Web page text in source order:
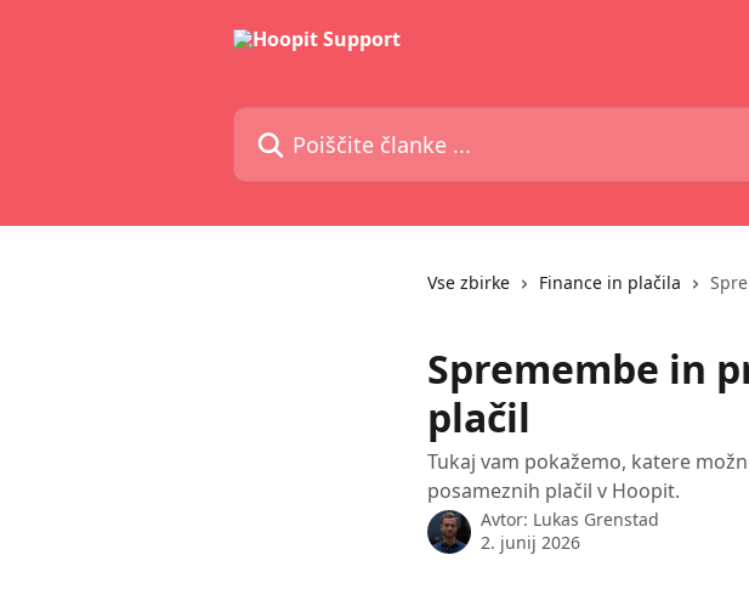
Poiščite članke ...
Vse zbirke Finance in plačila
Spremembe in
plačil
Tukaj vam pokažemo, katere
posameznih plačil v Hoopit.
Avtor: Lukas Grenstad
2. junij 2026